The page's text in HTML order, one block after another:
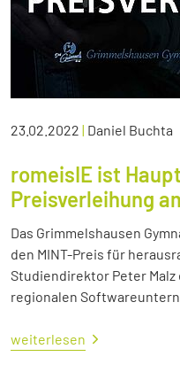
23.02.2022 | Daniel Buchta
romeisIE ist
Preisverleihung
Das Grimmelshausen
den MINT-Preis für
Studiendirektor Peter
regionalen
weiterlesen